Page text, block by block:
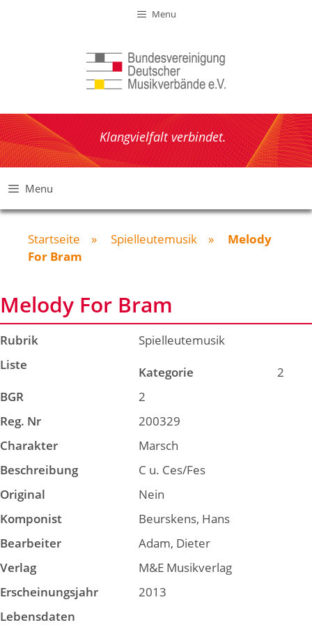
Menu
Klangvielfalt verbindet.
Menu
Startseite » Spielleutemusik » Melody
For Bram
Melody For Bram
Rubrik
Spielleutemusik
Liste
Kategorie
2
BGR
2
Reg. Nr
200329
Charakter
Marsch
Beschreibung
C u. Ces/Fes
Original
Nein
Komponist
Beurskens, Hans
Bearbeiter
Adam, Dieter
Verlag
M&E Musikverlag
Erscheinungsjahr
2013
Lebensdaten